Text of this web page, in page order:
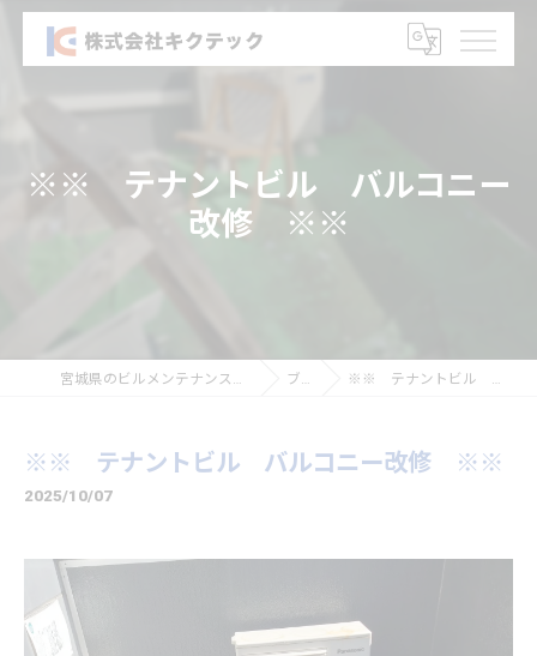
※※ テナントビル バルコニー
改修 ※※
宮城県のビルメンテナンスなら株式会社キクテック ブログ ※※ テナントビル バルコニー改修 ※※
※※ テナントビル バルコニー改修 ※※
2025/10/07